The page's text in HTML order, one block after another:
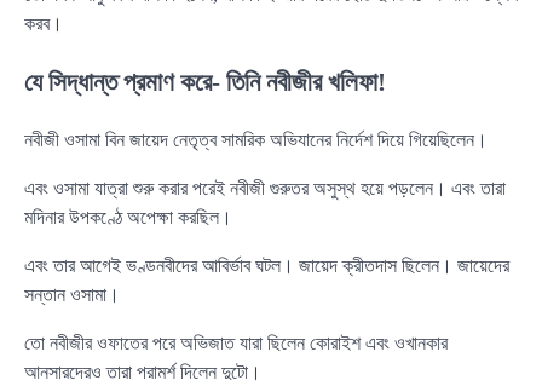
করব।
যে সিদ্ধান্ত প্রমাণ করে- তিনি নবীজীর খলিফা!
নবীজী ওসামা বিন জায়েদ নেতৃত্ব সামরিক অভিযানের নির্দেশ দিয়ে গিয়েছিলেন।
এবং ওসামা যাত্রা শুরু করার পরেই নবীজী গুরুতর অসুস্থ হয়ে পড়লেন। এবং তারা
মদিনার উপকণ্ঠে অপেক্ষা করছিল।
এবং তার আগেই ভণ্ডনবীদের আবির্ভাব ঘটল। জায়েদ ক্রীতদাস ছিলেন। জায়েদের
সন্তান ওসামা।
তো নবীজীর ওফাতের পরে অভিজাত যারা ছিলেন কোরাইশ এবং ওখানকার
আনসারদেরও তারা পরামর্শ দিলেন দুটো।